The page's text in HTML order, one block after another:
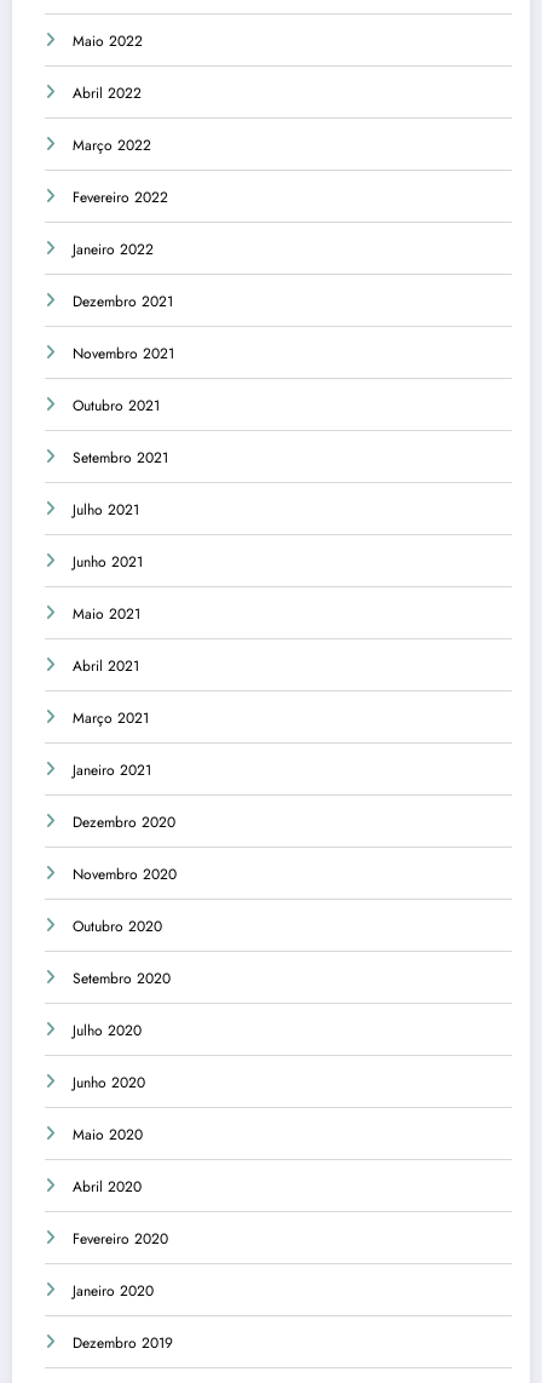
Maio 2022
Abril 2022
Março 2022
Fevereiro 2022
Janeiro 2022
Dezembro 2021
Novembro 2021
Outubro 2021
Setembro 2021
Julho 2021
Junho 2021
Maio 2021
Abril 2021
Março 2021
Janeiro 2021
Dezembro 2020
Novembro 2020
Outubro 2020
Setembro 2020
Julho 2020
Junho 2020
Maio 2020
Abril 2020
Fevereiro 2020
Janeiro 2020
Dezembro 2019